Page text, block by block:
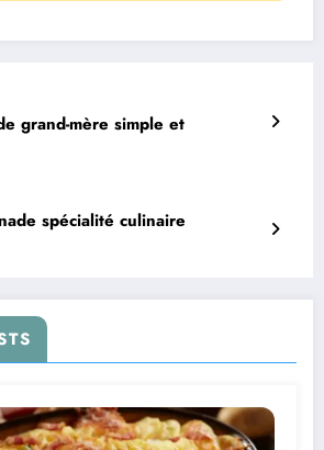
grand-mère simple et
spécialité culinaire